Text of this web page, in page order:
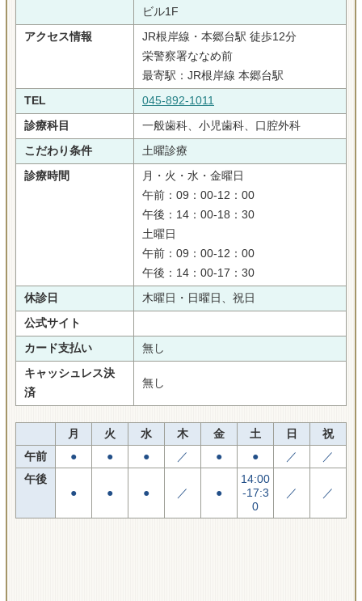
ビル1F
アクセス情報
JR根岸線・本郷台駅 徒歩12分
栄警察署ななめ前
最寄駅：JR根岸線 本郷台駅
TEL 045-892-1011
診療科目 一般歯科、小児歯科、口腔外科
こだわり条件 土曜診療
診療時間
月・火・水・金曜日
午前：09：00-12：00
午後：14：00-18：30
土曜日
午前：09：00-12：00
午後：14：00-17：30
休診日 木曜日・日曜日、祝日
公式サイト
カード支払い 無し
キャッシュレス決
済
無し
月 火 水 木 金 土 日
祝
午前
● ● ● ／ ● ● ／
／
午後
●
● ● ／ ●
14:00
-17:3
0
／ ／